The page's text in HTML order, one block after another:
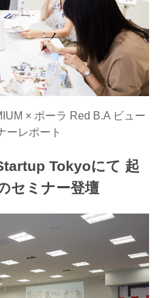
× ポーラ Red B.A ビュー
ーレポート
Tokyoにて 起
セミナー登壇